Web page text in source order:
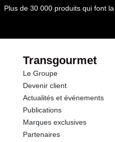
Durée totale du
Plus de 30 000 produits qui font
Transgourmet
Le Groupe
Devenir client
Actualités et événements
Publications
Marques exclusives
Partenaires